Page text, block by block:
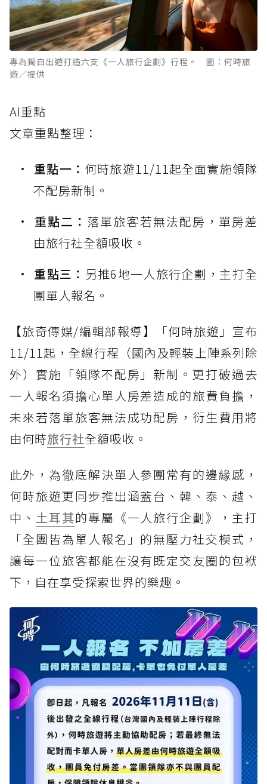
專為獨自出遊打造六支《一人旅行企劃》行程。 圖：何時旅
遊／提供
AI重點
文章重點整理：
重點一： 何時旅遊11/11起全面實施領隊
不配房新制。
重點二： 落單旅客若無法配房，單房差
由旅行社全額吸收。
重點三： 另推6地一人旅行企劃，主打全
團單人報名。
【旅奇傳媒/編輯部報導】「何時旅遊」宣布
11/11起，全線行程（國內及輕裝上陣系列除
外）實施「領隊不配房」新制。更打破過去
一人報名須擔心單人房差造成的旅費負擔，
未來若落單旅客無法成功配房，衍生費用將
由何時旅行社全額吸收。
此外，為徹底解決單人參團常有的邊緣感，
何時旅遊更同步推出涵蓋台、韓、泰、越、
中、 土耳其的專屬《一人旅行企劃》，主打
「全團皆為單人報名」的無壓力社交模式，
讓每一位旅客都能在沒有既定交友圈的包袱
下，自在享受探索世界的樂趣。